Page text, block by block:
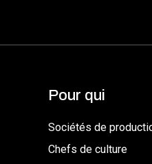
Pour qui
Sociétés de
Chefs de culture